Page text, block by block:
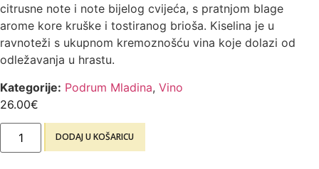
citrusne note i note bijelog cvijeća, s pratnjom blage
arome kore kruške i tostiranog brioša. Kiselina je u
ravnoteži s ukupnom kremoznošću vina koje dolazi od
odležavanja u hrastu.
Kategorije: Podrum Mladina, Vino
26.00€
DODAJ U KOŠARICU